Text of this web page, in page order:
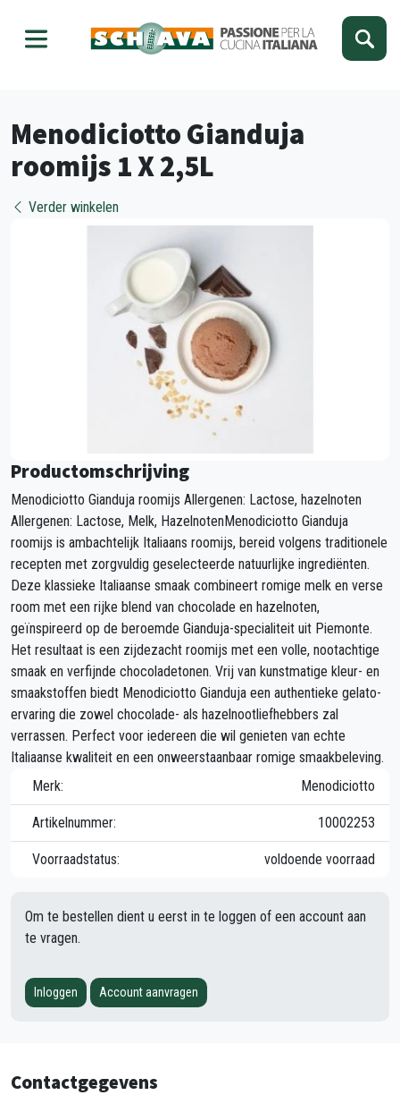
Menodiciotto Gianduja
roomijs 1 X 2,5L
Verder winkelen
Productomschrijving
Menodiciotto Gianduja roomijs Allergenen: Lactose, hazelnoten
Allergenen: Lactose, Melk, HazelnotenMenodiciotto Gianduja
roomijs is ambachtelijk Italiaans roomijs, bereid volgens traditionele
recepten met zorgvuldig geselecteerde natuurlijke ingrediënten.
Deze klassieke Italiaanse smaak combineert romige melk en verse
room met een rijke blend van chocolade en hazelnoten,
geïnspireerd op de beroemde Gianduja-specialiteit uit Piemonte.
Het resultaat is een zijdezacht roomijs met een volle, nootachtige
smaak en verfijnde chocoladetonen. Vrij van kunstmatige kleur- en
smaakstoffen biedt Menodiciotto Gianduja een authentieke gelato-
ervaring die zowel chocolade- als hazelnootliefhebbers zal
verrassen. Perfect voor iedereen die wil genieten van echte
Italiaanse kwaliteit en een onweerstaanbaar romige smaakbeleving.
Merk:
Menodiciotto
Artikelnummer: 10002253
Voorraadstatus: voldoende voorraad
Om te bestellen dient u eerst in te loggen of een account aan
te vragen.
Inloggen Account aanvragen
Contactgegevens